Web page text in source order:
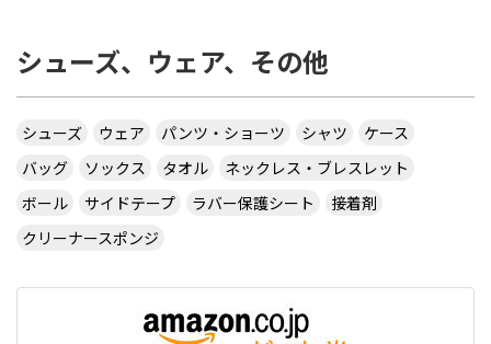
シューズ、ウェア、その他
シューズ ウェア パンツ・ショーツ シャツ
ケース
バッグ
ソックス タオル
ネックレス・ブレスレット
ボール
サイドテープ ラバー保護シート
接着剤
クリーナースポンジ